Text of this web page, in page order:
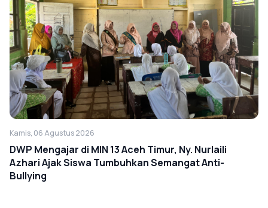
Kamis, 06 Agustus 2026
DWP Mengajar di MIN 13 Aceh Timur, Ny. Nurlaili
Azhari Ajak Siswa Tumbuhkan Semangat Anti-
Bullying